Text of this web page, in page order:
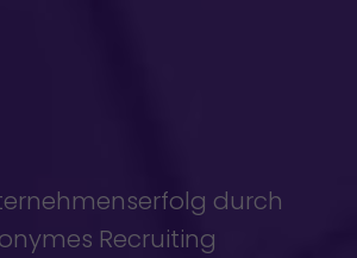
durch
Recruiting